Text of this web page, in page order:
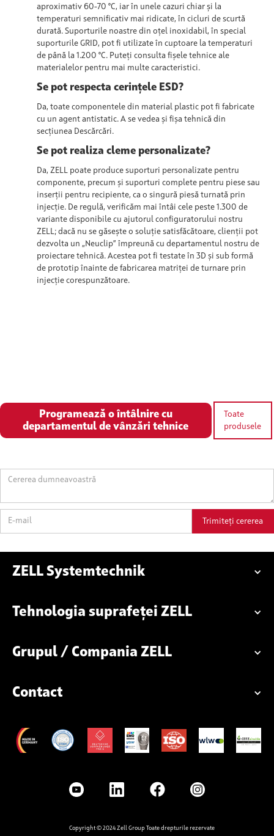
aproximativ 60-70 °C, iar în unele cazuri chiar și la
temperaturi semnificativ mai ridicate, în cicluri de scurtă
durată. Suporturile noastre din oțel inoxidabil, în special
suporturile GRID, pot fi utilizate în cuptoare la temperaturi
de până la 1.200 °C. Puteți consulta fișele tehnice ale
materialelor pentru mai multe caracteristici.
Se pot respecta cerințele ESD?
Da, toate componentele din material plastic pot fi fabricate
cu un agent antistatic. A se vedea și fișa tehnică din
secțiunea Descărcări.
Se pot realiza cleme personalizate?
Da, ZELL poate produce suporturi personalizate pentru
componente, precum și suporturi complete pentru piese sau
inserții pentru recipiente, ca o singură piesă turnată prin
injecție. De regulă, verificăm mai întâi cele peste 1.300 de
variante disponibile cu ajutorul configuratorului nostru
ZELL; dacă nu se găsește o soluție satisfăcătoare, clienții pot
dezvolta un „Neuclip” împreună cu departamentul nostru de
proiectare tehnică. Acestea pot fi testate în 3D și sub formă
de prototip înainte de fabricarea matriței de turnare prin
injecție corespunzătoare.
Programează o întâlnire cu
departamentul de vânzări tehnice
Toate
produsele
ZELL Systemtechnik
Tehnologia suprafeței ZELL
Grupul / Compania ZELL
Contact
Copyright © 2024 Zell Group Toate drepturile rezervate